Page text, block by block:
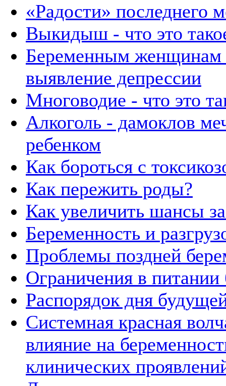
«Радости» последнего
Выкидыш - что это
Беременным женщинам
выявление депрессии
Многоводие - что это
Алкоголь - дамоклов
ребенком
Как бороться с
Как пережить роды?
Как увеличить шансы
Беременность и
Проблемы поздней
Ограничения в
Распорядок дня
Системная красная
влияние на
клинических